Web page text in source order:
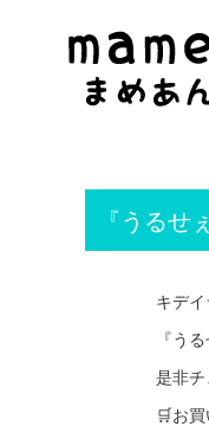
『うる
キデ
『う
是非
🛒お